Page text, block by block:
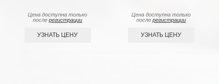
Цена доступна только
послерегистрации
УЗНАТЬ ЦЕНУ
Цена доступна только
послерегистрации
УЗНАТЬ ЦЕНУ